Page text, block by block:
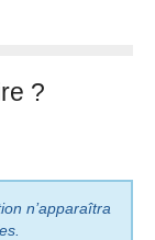
?
n’apparaîtra